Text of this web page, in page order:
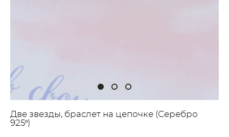
Две звезды, браслет на цепочке (Серебро
925º)